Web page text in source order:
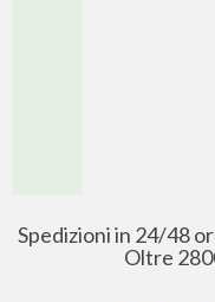
Spedizioni in 24/48
Oltre